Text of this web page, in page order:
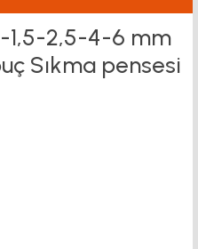
1,5-2,5-4-6 mm
Sıkma pensesi
kremayer dişli, 45x45 sigma profil,
bant, kramiyer dişli, mantar
3d printer kit, 3d yazıcı fiyat,